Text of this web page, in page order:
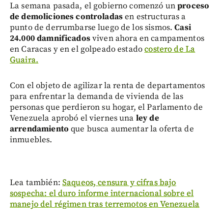
La semana pasada, el gobierno comenzó unproceso
de demoliciones controladasen estructuras a
punto de derrumbarse luego de los sismos.Casi
24.000 damnificadosviven ahora en campamentos
en Caracas y en el golpeado estadocostero de La
Guaira.
Con el objeto de agilizar la renta de departamentos
para enfrentar la demanda de vivienda de las
personas que perdieron su hogar, el Parlamento de
Venezuela aprobó el viernes una ley de
arrendamiento que busca aumentar la oferta de
inmuebles.
Lea también: Saqueos, censura y cifras bajo
sospecha: el duro informe internacional sobre el
manejo del régimen tras terremotos en Venezuela